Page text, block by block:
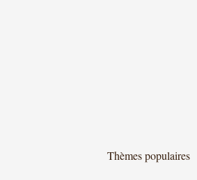
Thèmes populaires